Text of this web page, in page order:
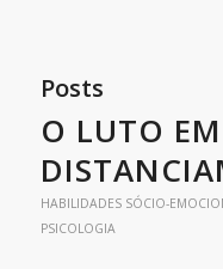
Posts
O LUTO
HABILIDADES SÓCIO-
PSICOLOGIA